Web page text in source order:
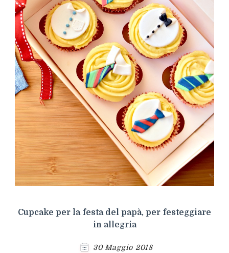
Cupcake per la festa del papà, per festeggiare
in allegria
30 Maggio 2018